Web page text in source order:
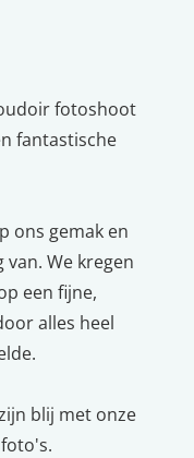
fotoshoot
fantastische
ons gemak en
We kregen
een fijne,
alles heel
blij met onze